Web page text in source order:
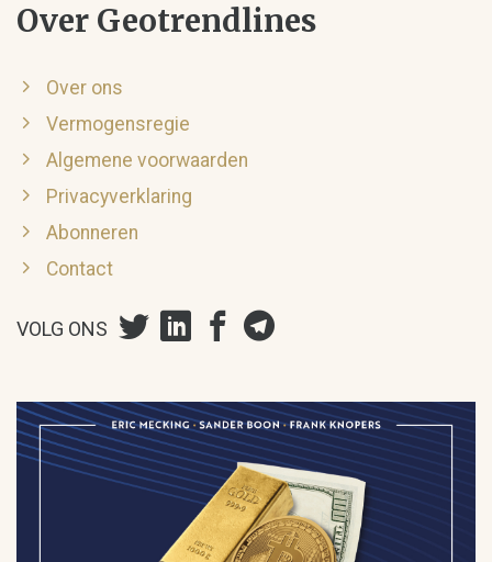
Over Geotrendlines
Over ons
Vermogensregie
Algemene voorwaarden
Privacyverklaring
Abonneren
Contact
VOLG ONS